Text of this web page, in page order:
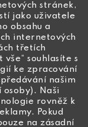
stránek,
jako uživatele
obsahu a
internetových
třetích
souhlasíte s
ke zpracování
našim
Naši
rovněž k
Pokud
na zásadní